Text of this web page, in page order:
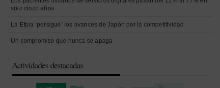
solo cinco años
La Efpia ‘persigue’ los avances de Japón por la competitividad
Un compromiso que nunca se apaga
Actividades destacadas